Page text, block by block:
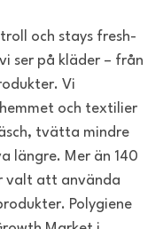
och stays fresh-
ser på kläder – från
Vi
och textilier
tvätta mindre
längre. Mer än 140
valt att använda
Polygiene